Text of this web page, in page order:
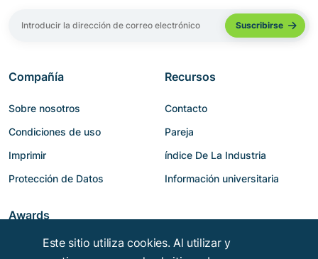
Compañía
Sobre nosotros
Condiciones de uso
Imprimir
Protección de Datos
Recursos
Contacto
Pareja
índice De La Industria
Información universitaria
Awards
Este sitio utiliza cookies. Al utilizar y